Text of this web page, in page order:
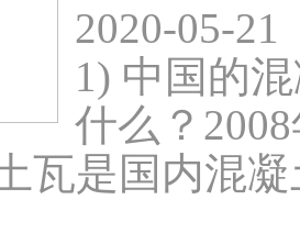
2020-05-21
1) 中国的
什么？
瓦是国内混